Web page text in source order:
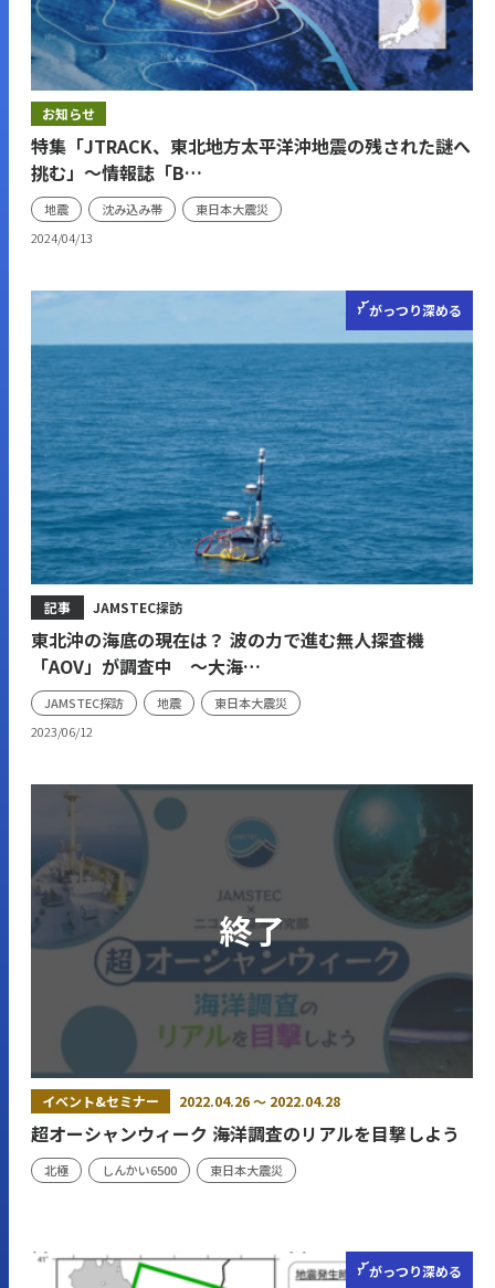
2024/04/13
お知らせ
特集「JTRACK、東北地方太平洋沖地震の残された謎へ
挑む」～情報誌「B…
地震 沈み込み帯 東日本大震災
がっつり深める
2023/06/12
記事 JAMSTEC探訪
東北沖の海底の現在は？ 波の力で進む無人探査機
「AOV」が調査中 ～大海…
JAMSTEC探訪 地震 東日本大震災
終了
イベント&セミナー 2022.04.26 ～ 2022.04.28
超オーシャンウィーク ――海洋調査のリアルを目撃しよう
北極 しんかい6500 東日本大震災
がっつり深める